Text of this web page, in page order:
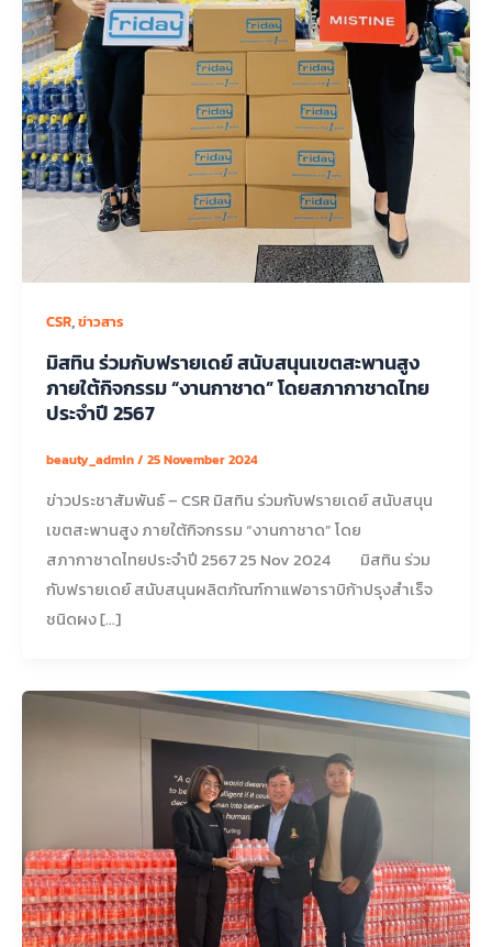
CSR,ข่าวสาร
มิสทิน ร่วมกับฟรายเดย์ สนับสนุนเขตสะพานสูง
ภายใต้กิจกรรม “งานกาชาด” โดยสภากาชาดไทย
ประจำปี 2567
beauty_admin/ 25 November 2024
ข่าวประชาสัมพันธ์ – CSR มิสทิน ร่วมกับฟรายเดย์ สนับสนุน
เขตสะพานสูง ภายใต้กิจกรรม “งานกาชาด” โดย
สภากาชาดไทยประจำปี 2567 25 Nov 2024 มิสทิน ร่วม
กับฟรายเดย์ สนับสนุนผลิตภัณฑ์กาแฟอาราบิก้าปรุงสำเร็จ
ชนิดผง […]